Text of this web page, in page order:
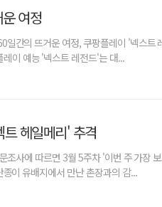
여정
일간의 뜨거운 여정, 쿠팡플레이 '넥스트
이 예능 '넥스트 레전드'는 대...
헤일메리' 추격
사에 따르면 3월 5주차 '이번 주 가장
이 유배지에서 만난 촌장과의 감...